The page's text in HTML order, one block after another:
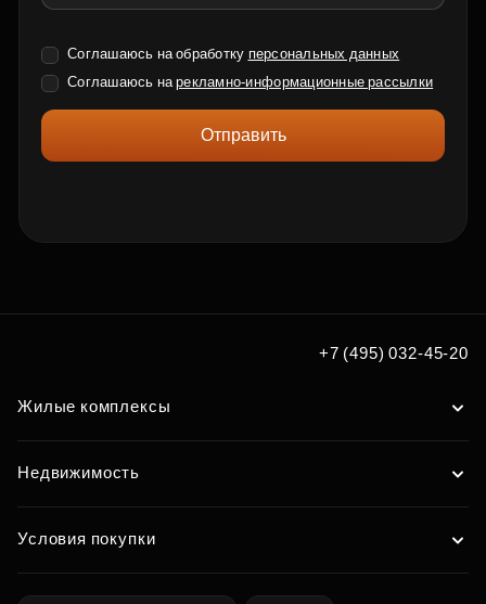
Соглашаюсь на обработку персональных данных
Соглашаюсь нарекламно-информационные рассылки
Отправить
+7 (495) 032-45-20
Жилые комплексы
Недвижимость
Условия покупки